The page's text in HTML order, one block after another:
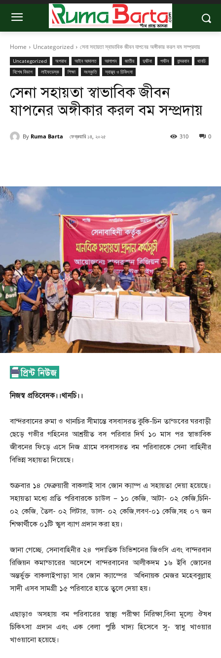
Home Uncategorized সেনা সহায়তা স্বাভাবিক জীবন যাপনের অঙ্গীকার করল বম সম্প্রদায়
Uncategorized অপরাধ আইন আদালত আলাপন জাতীয় দুর্ঘটনা পর্যটন বান্দরবান
থানচি
বিশেষ বিভাগ
লাইফডেস্ক শিক্ষা সংস্কৃতি স্বাস্থ্য ও চিকিৎসা
সেনা সহায়তা স্বাভাবিক জীবন
যাপনের অঙ্গীকার করল বম সম্প্রদায়
By Ruma Barta ফেব্রুয়ারি ১৪, ২০২৫ 0
310
নিজস্ব প্রতিবেদক।।থানচি।।
বান্দরবানের রুমা ও থানচির সীমান্তে বসবাসরত কুকি-চিন তান্ডবের ঘরবাড়ী
ছেড়ে গভীর গহিনের আশ্রয়ীত বস পরিবার দির্ঘ ১০ মাস পর স্বাভাবিক
জীবনের ফিড়ে এসে নিজ গ্রামে বসবাসরত বম পরিবারকে সেনা বাহিনীর
বিভিন্ন সহায়তা দিয়েছে।
শুক্রবার ১৪ ফেব্রুয়ারী বাকলাই সাব জোন ক্যাম্প এ সহায়তা দেয়া হয়েছে।
সহায়তা মধ্যে প্রতি পরিবারকে চাউল – ১০ কেজি, আটা- ০২ কেজি,চিনি-
০২ কেজি, তৈল- ০২ লিটার, ডাল- ০২ কেজি,লবণ-০১ কেজি,সহ ০৭ জন
শিক্ষার্থীকে ০১টি স্কুল ব্যাগ প্রদান করা হয়।
জানা গেচ্ছে, সেনাবাহিনীর ২৪ পদাতিক ডিভিশনের জিওসি এবং বান্দরবান
রিজিয়ন কমান্ডারের আদেশে বান্দরবানের আলীকদম ১৬ ইবি জোনের
অন্তর্ভুক্ত বাকলাইপাড়া সাব জোন ক্যাম্পের অধিনায়ক মেজর মহেববুল্লাহ
সাদী এসব সামগ্রী ১৫ পরিবারে হাতে তুলে দেয়া হয়।
এছাড়াও অসহায় বম পরিবারের স্বাস্থ্য পরীক্ষা নিরিক্ষা,বিনা মূল্যে ঔষধ
চিকিৎসা প্রদান এবং এক বেলা পুষ্ঠি খাদ্য হিসেবে সু- স্বাধু খাওয়ার
খাওয়ানো হয়েছে।